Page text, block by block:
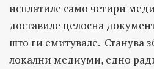
исплатиле само четири
доставиле целосна
што ги емитувале. Станува
локални медиуми, едно